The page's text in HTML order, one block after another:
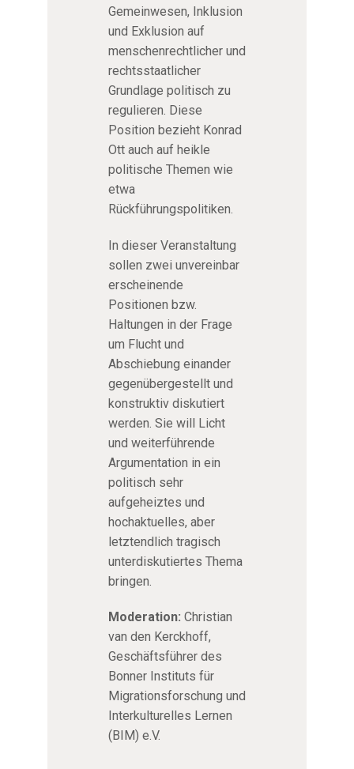
Gemeinwesen, Inklusion
und Exklusion auf
menschenrechtlicher und
rechtsstaatlicher
Grundlage politisch zu
regulieren. Diese
Position bezieht Konrad
Ott auch auf heikle
politische Themen wie
etwa
Rückführungspolitiken.
In dieser Veranstaltung
sollen zwei unvereinbar
erscheinende
Positionen bzw.
Haltungen in der Frage
um Flucht und
Abschiebung einander
gegenübergestellt und
konstruktiv diskutiert
werden. Sie will Licht
und weiterführende
Argumentation in ein
politisch sehr
aufgeheiztes und
hochaktuelles, aber
letztendlich tragisch
unterdiskutiertes Thema
bringen.
Moderation: Christian
van den Kerckhoff,
Geschäftsführer des
Bonner Instituts für
Migrationsforschung und
Interkulturelles Lernen
(BIM) e.V.